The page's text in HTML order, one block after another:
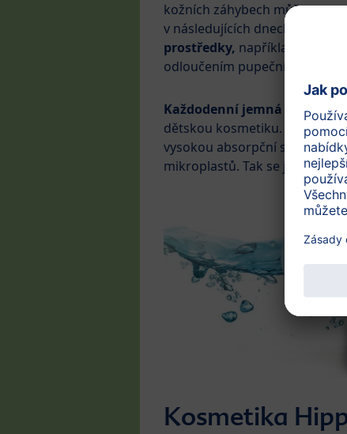
kožních záhybech můžete
v následujících dnech ji lze
prostředky, například HiPP
odloučením pupečního pahýlku.
Každodenní jemná hygiena
dětskou kosmetiku. Dětské
vysokou absorpční
mikroplastů. Tak se jemné
Kosmetika